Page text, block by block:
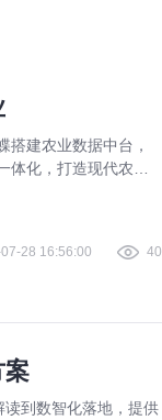
搭建农业数据中台，
化，打造现代农业
28 16:56:00 40
案
到数智化落地，提供